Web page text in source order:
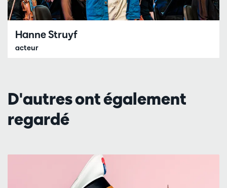
Hanne Struyf
acteur
D'autres ont également
regardé